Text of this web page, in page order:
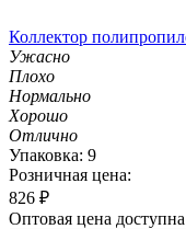
Коллектор
Ужасно
Плохо
Нормально
Хорошо
Отлично
Упаковка: 9
Розничная цена:
826 ₽
Оптовая цена